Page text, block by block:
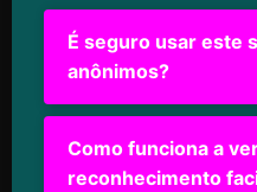
É seguro usar este
anônimos?
Como funciona a
reconhecimento